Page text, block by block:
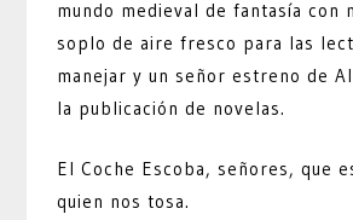
mundo medieval de fantasía con
soplo de aire fresco para las
manejar y un señor estreno de
la publicación de novelas.
El Coche Escoba, señores, que
quien nos tosa.